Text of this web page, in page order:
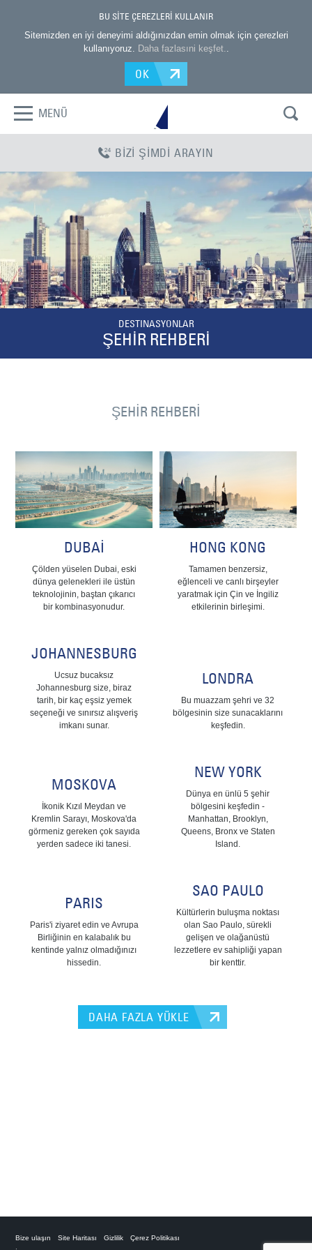
BU SİTE ÇEREZLERİ KULLANIR
Sitemizden en iyi deneyimi aldığınızdan emin olmak için çerezleri
kullanıyoruz. Daha fazlasıni keşfet..
OK
MENÜ
BİZİ ŞİMDİ ARAYIN
DESTINASYONLAR
ŞEHİR REHBERİ
ŞEHİR REHBERİ
DUBAİ
Çölden yüselen Dubai, eski
dünya gelenekleri ile üstün
teknolojinin, baştan çıkarıcı
bir kombinasyonudur.
HONG KONG
Tamamen benzersiz,
eğlenceli ve canlı birşeyler
yaratmak için Çin ve İngiliz
etkilerinin birleşimi.
JOHANNESBURG
Ucsuz bucaksız
Johannesburg size, biraz
tarih, bir kaç eşsiz yemek
seçeneği ve sınırsız alışveriş
imkanı sunar.
LONDRA
Bu muazzam şehri ve 32
bölgesinin size sunacaklarını
keşfedin.
MOSKOVA
İkonik Kızıl Meydan ve
Kremlin Sarayı, Moskova'da
görmeniz gereken çok sayıda
yerden sadece iki tanesi.
NEW YORK
Dünya en ünlü 5 şehir
bölgesini keşfedin -
Manhattan, Brooklyn,
Queens, Bronx ve Staten
Island.
PARIS
Paris'i ziyaret edin ve Avrupa
Birliğinin en kalabalık bu
kentinde yalnız olmadığınızı
hissedin.
SAO PAULO
Kültürlerin buluşma noktası
olan Sao Paulo, sürekli
gelişen ve olağanüstü
lezzetlere ev sahipliği yapan
bir kenttir.
DAHA FAZLA YÜKLE
Bize ulaşın Site Haritası Gizlilik
Çerez Politikası